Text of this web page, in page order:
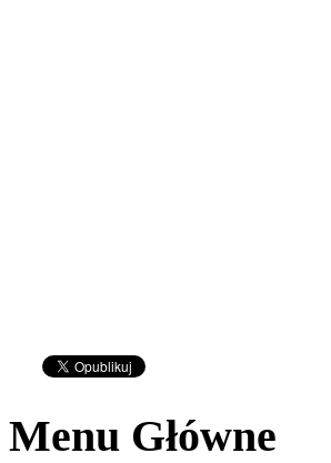
Menu Główne